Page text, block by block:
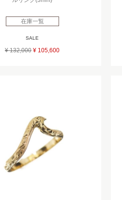
在庫一覧
SALE
¥ 132,000 ¥ 105,600